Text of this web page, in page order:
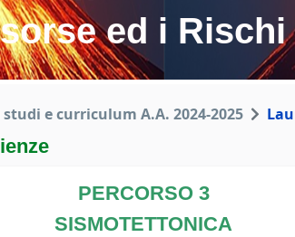
ed i
e curriculum A.A. 2024-2025
PERCORSO 3
SISMOTETTONICA